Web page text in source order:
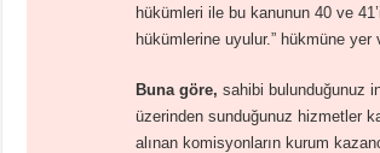
hükümleri ile bu kanunun 40 ve
hükümlerine uyulur.” hükmüne yer
Buna göre, sahibi bulunduğunuz
üzerinden sunduğunuz hizmetler
alınan komisyonların kurum